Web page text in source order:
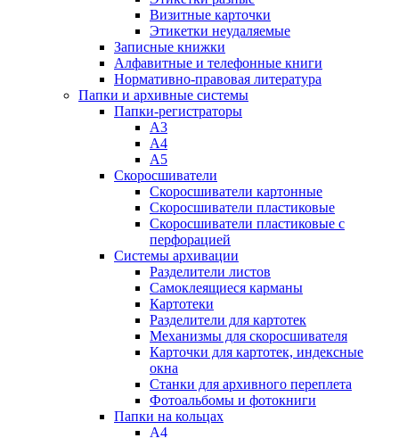
Визитные карточки
Этикетки неудаляемые
Записные книжки
Алфавитные и телефонные книги
Нормативно-правовая литература
Папки и архивные системы
Папки-регистраторы
А3
А4
А5
Скоросшиватели
Скоросшиватели картонные
Скоросшиватели пластиковые
Скоросшиватели пластиковые с
перфорацией
Системы архивации
Разделители листов
Самоклеящиеся карманы
Картотеки
Разделители для картотек
Механизмы для скоросшивателя
Карточки для картотек, индексные
окна
Станки для архивного переплета
Фотоальбомы и фотокниги
Папки на кольцах
А4